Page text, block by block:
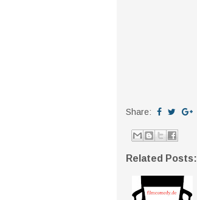
Share:
Related Posts: